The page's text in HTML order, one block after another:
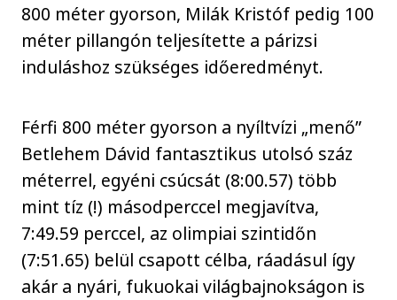
800 méter gyorson, Milák Kristóf pedig 100
méter pillangón teljesítette a párizsi
induláshoz szükséges időeredményt.
Férfi 800 méter gyorson a nyíltvízi „menő”
Betlehem Dávid fantasztikus utolsó száz
méterrel, egyéni csúcsát (8:00.57) több
mint tíz (!) másodperccel megjavítva,
7:49.59 perccel, az olimpiai szintidőn
(7:51.65) belül csapott célba, ráadásul így
akár a nyári, fukuokai világbajnokságon is